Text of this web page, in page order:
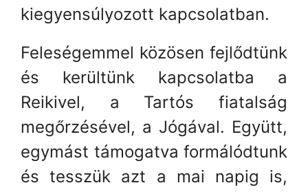
kiegyensúlyozott kapcsolatban.
Feleségemmel közösen fejlődtünk
és kerültünk kapcsolatba a
Reikivel, a Tartós fiatalság
megőrzésével, a Jógával. Együtt,
egymást támogatva formálódtunk
és tesszük azt a mai napig is,